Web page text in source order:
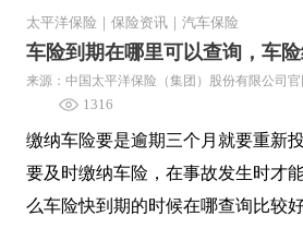
太平洋保险 保险资讯 汽车保险
车险到期在哪里可以查询，车
来源：中国太平洋保险（集团）股份有限公司官
1316
缴纳车险要是逾期三个月就要重新
要及时缴纳车险，在事故发生时才
么车险快到期的时候在哪查询比较